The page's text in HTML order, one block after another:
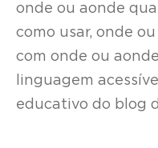
onde ou aonde
como usar, onde
com onde ou
linguagem
educativo do blog